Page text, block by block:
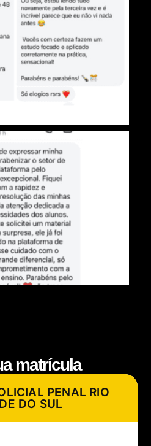
matrícula
PENAL RIO
DO SUL